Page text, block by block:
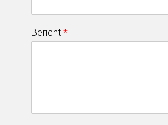
Bericht *